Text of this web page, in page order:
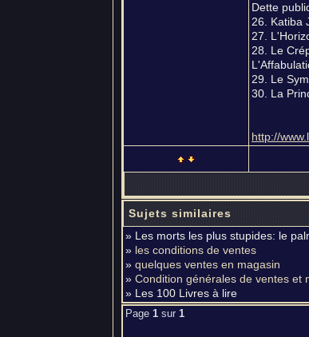
Dette
26. Katiba
27.
28. Le
29. Le
30. La
http://
Sujets similaires
» Les morts les plus stupides: le
» les conditions de ventes
» quelques ventes en magasin
» Condition générales de ventes et
» Les 100 Livres à lire
Page 1 sur 1